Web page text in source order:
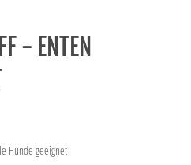
- ENTEN
Hunde geeignet